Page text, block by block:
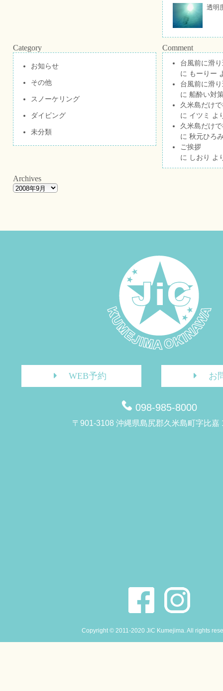
透明
Category
お知らせ
その他
スノーケリング
ダイビング
未分類
Comment
台風前に滑
に もーりー
台風前に滑
に 船酔い対
久米島だけ
に イツミ
よ
久米島だけ
に 秋元ひろ
ご挨拶
に しおり よ
Archives
WEB予約 お
098-985-8000
〒901-3108 沖縄県島尻郡久米島町字比嘉
Copyright © 2011-2020 JiC Kumejima. All rights